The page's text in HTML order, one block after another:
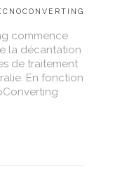
commence
la décantation
de traitement
En fonction